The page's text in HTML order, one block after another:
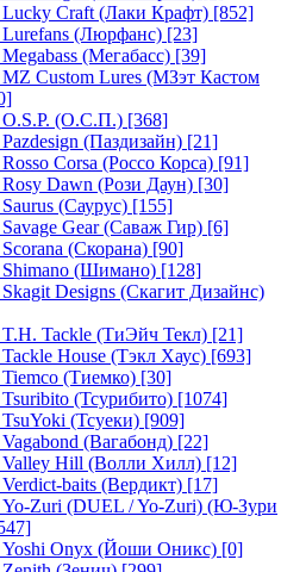
Craft (Лаки Крафт) [852]
(Люрфанс) [23]
(Мегабасс) [39]
Custom Lures (МЗэт Кастом
(О.С.П.) [368]
(Паздизайн) [21]
Corsa (Россо Корса) [91]
Dawn (Рози Даун) [30]
(Саурус) [155]
Gear (Саваж Гир) [6]
(Скорана) [90]
(Шимано) [128]
Designs (Скагит Дизайнс)
Tackle (ТиЭйч Текл) [21]
House (Тэкл Хаус) [693]
(Тиемко) [30]
(Тсурибито) [1074]
(Тсуеки) [909]
(Вагабонд) [22]
Hill (Волли Хилл) [12]
baits (Вердикт) [17]
Zuri (DUEL / Yo-Zuri) (Ю-Зури
Onyx (Йоши Оникс) [0]